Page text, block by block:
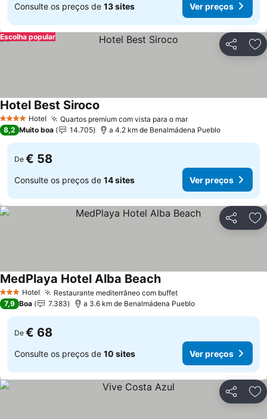
Consulte os preços de 13 sites Ver preços
Partilhar
Escolha popular
4 EstrelasHotel Quartos premium com vista para o mar
Hotel Best Siroco
8,2 Muito boa 14.705 a 4.2 km de Benalmádena Pueblo
De € 58
Consulte os preços de 14 sites Ver preços
Partilhar
3 EstrelasHotel Restaurante mediterrâneo com buffet
MedPlaya Hotel Alba Beach
7,9 Boa 7.383 a 3.6 km de Benalmádena Pueblo
De € 68
Consulte os preços de 10 sites Ver preços
Partilhar